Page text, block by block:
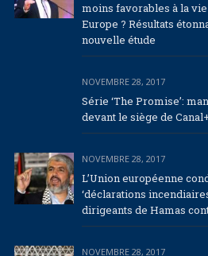
moins favorables à la
Europe ? Résultats
nouvelle étude
NOVEMBRE 28, 2017
Série ‘The Promise’:
devant le siège de Canal+
NOVEMBRE 28, 2017
L’Union européenne
‘déclarations
dirigeants de Hamas
NOVEMBRE 28, 2017